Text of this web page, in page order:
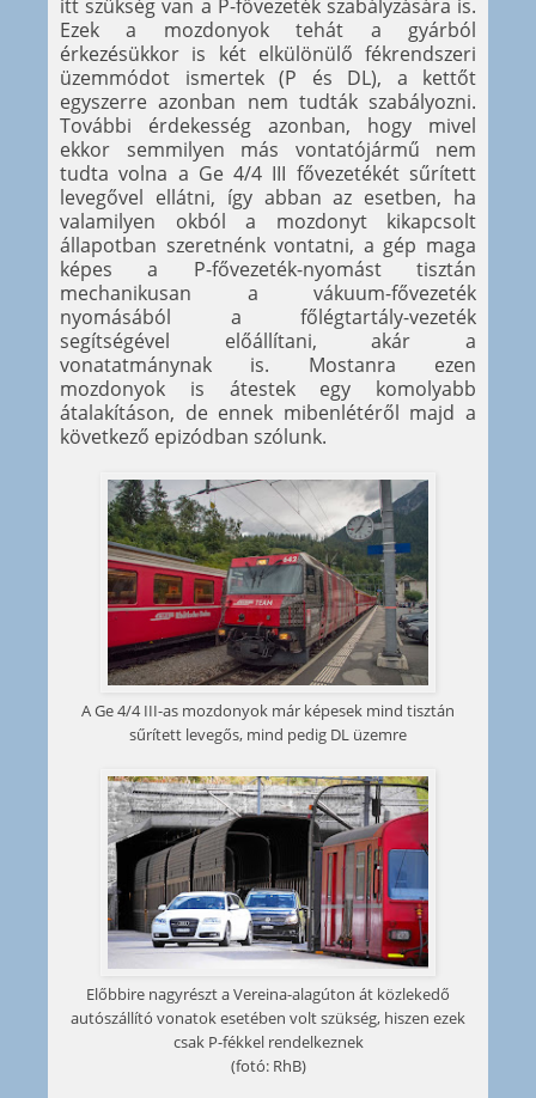
itt szükség van a P-fővezeték szabályzására is.
Ezek a mozdonyok tehát a gyárból
érkezésükkor is két elkülönülő fékrendszeri
üzemmódot ismertek (P és DL), a kettőt
egyszerre azonban nem tudták szabályozni.
További érdekesség azonban, hogy mivel
ekkor semmilyen más vontatójármű nem
tudta volna a Ge 4/4 III fővezetékét sűrített
levegővel ellátni, így abban az esetben, ha
valamilyen okból a mozdonyt kikapcsolt
állapotban szeretnénk vontatni, a gép maga
képes a P-fővezeték-nyomást tisztán
mechanikusan a vákuum-fővezeték
nyomásából a főlégtartály-vezeték
segítségével előállítani, akár a
vonatatmánynak is. Mostanra ezen
mozdonyok is átestek egy komolyabb
átalakításon, de ennek mibenlétéről majd a
következő epizódban szólunk.
A Ge 4/4 III-as mozdonyok már képesek mind tisztán
sűrített levegős, mind pedig DL üzemre
Előbbire nagyrészt a Vereina-alagúton át közlekedő
autószállító vonatok esetében volt szükség, hiszen ezek
csak P-fékkel rendelkeznek
(fotó: RhB)